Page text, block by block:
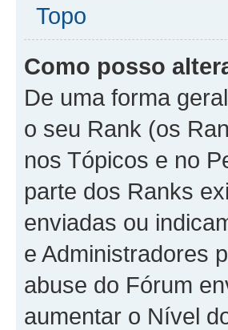
Topo
Como posso
De uma forma
o seu Rank (os
nos Tópicos e no
parte dos Ranks
enviadas ou
e Administradores
abuse do Fórum
aumentar o Nível